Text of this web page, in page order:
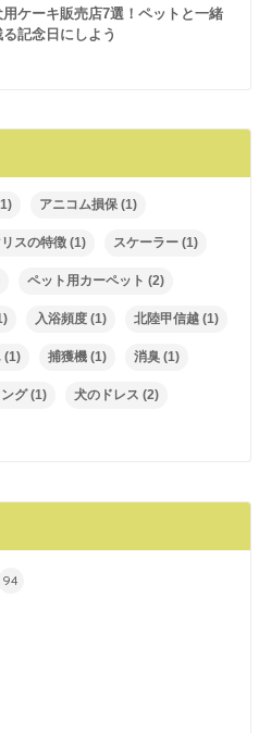
ケーキ販売店7選！ペットと一緒
記念日にしよう
アニコム損保(1)
スの特徴(1) スケーラー(1)
ペット用カーペット (2)
入浴頻度(1) 北陸甲信越(1)
(1) 捕獲機(1) 消臭(1)
グ(1) 犬のドレス (2)
94